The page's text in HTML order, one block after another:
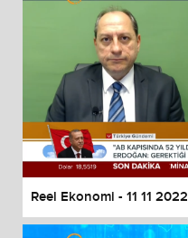
Reel Ekonomi - 11 11 2022